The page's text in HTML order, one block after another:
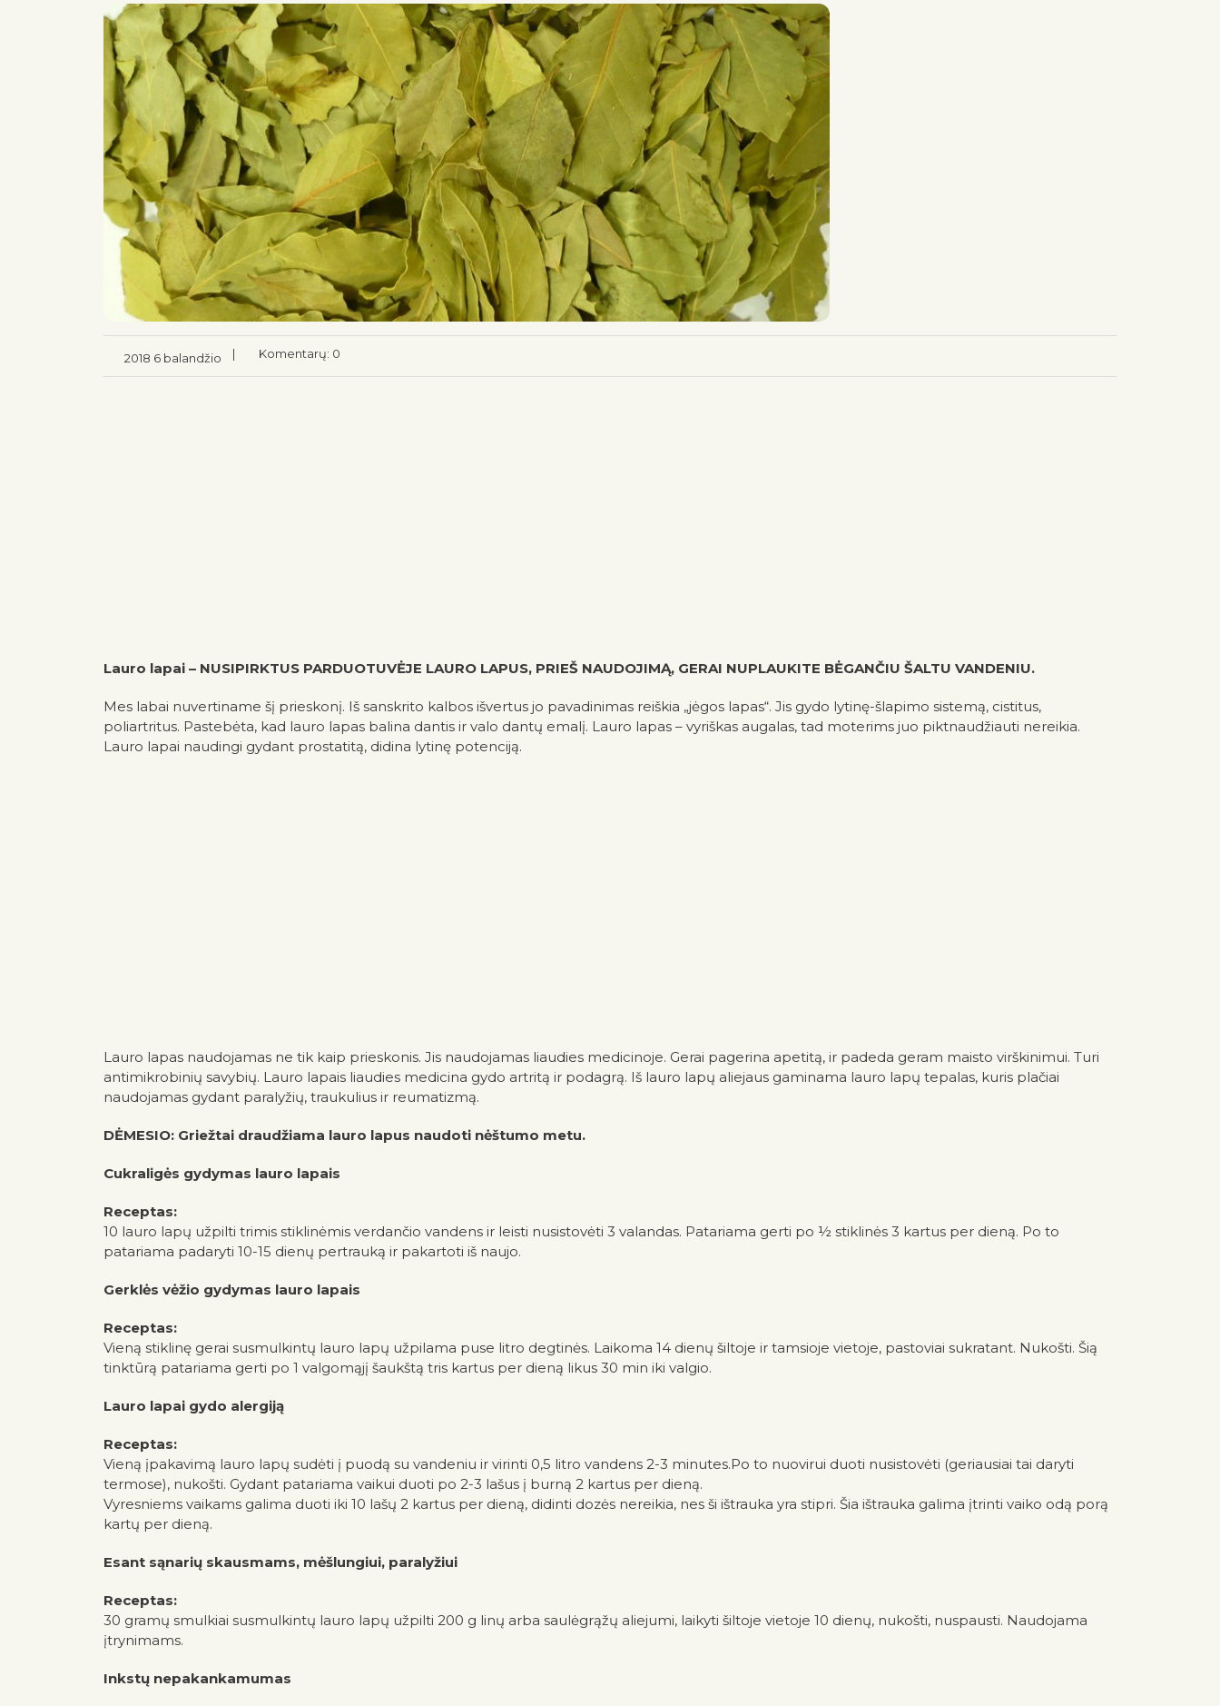
2018 6 balandžio | Komentarų: 0
Lauro lapai – NUSIPIRKTUS PARDUOTUVĖJE LAURO LAPUS, PRIEŠ NAUDOJIMĄ, GERAI NUPLAUKITE BĖGANČIU ŠALTU VANDENIU.
Mes labai nuvertiname šį prieskonį. Iš sanskrito kalbos išvertus jo pavadinimas reiškia „jėgos lapas“. Jis gydo lytinę-šlapimo sistemą, cistitus,
poliartritus. Pastebėta, kad lauro lapas balina dantis ir valo dantų emalį. Lauro lapas – vyriškas augalas, tad moterims juo piktnaudžiauti nereikia.
Lauro lapai naudingi gydant prostatitą, didina lytinę potenciją.
Lauro lapas naudojamas ne tik kaip prieskonis. Jis naudojamas liaudies medicinoje. Gerai pagerina apetitą, ir padeda geram maisto virškinimui. Turi
antimikrobinių savybių. Lauro lapais liaudies medicina gydo artritą ir podagrą. Iš lauro lapų aliejaus gaminama lauro lapų tepalas, kuris plačiai
naudojamas gydant paralyžių, traukulius ir reumatizmą.
DĖMESIO: Griežtai draudžiama lauro lapus naudoti nėštumo metu.
Cukraligės gydymas lauro lapais
Receptas:
10 lauro lapų užpilti trimis stiklinėmis verdančio vandens ir leisti nusistovėti 3 valandas. Patariama gerti po ½ stiklinės 3 kartus per dieną. Po to
patariama padaryti 10-15 dienų pertrauką ir pakartoti iš naujo.
Gerklės vėžio gydymas lauro lapais
Receptas:
Vieną stiklinę gerai susmulkintų lauro lapų užpilama puse litro degtinės. Laikoma 14 dienų šiltoje ir tamsioje vietoje, pastoviai sukratant. Nukošti. Šią
tinktūrą patariama gerti po 1 valgomąjį šaukštą tris kartus per dieną likus 30 min iki valgio.
Lauro lapai gydo alergiją
Receptas:
Vieną įpakavimą lauro lapų sudėti į puodą su vandeniu ir virinti 0,5 litro vandens 2-3 minutes.Po to nuovirui duoti nusistovėti (geriausiai tai daryti
termose), nukošti. Gydant patariama vaikui duoti po 2-3 lašus į burną 2 kartus per dieną.
Vyresniems vaikams galima duoti iki 10 lašų 2 kartus per dieną, didinti dozės nereikia, nes ši ištrauka yra stipri. Šia ištrauka galima įtrinti vaiko odą porą
kartų per dieną.
Esant sąnarių skausmams, mėšlungiui, paralyžiui
Receptas:
30 gramų smulkiai susmulkintų lauro lapų užpilti 200 g linų arba saulėgrąžų aliejumi, laikyti šiltoje vietoje 10 dienų, nukošti, nuspausti. Naudojama
įtrynimams.
Inkstų nepakankamumas